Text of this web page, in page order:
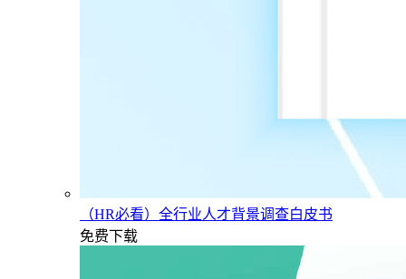
（HR必看）全行业人才背景调查白皮书
免费下载